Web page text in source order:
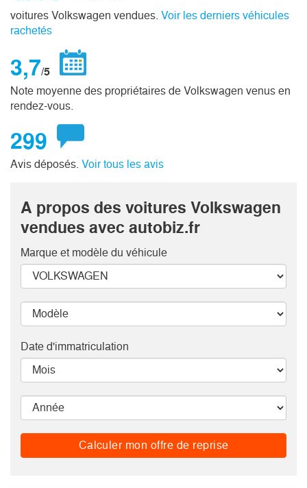
voitures Volkswagen vendues. Voir les derniers véhicules
rachetés
3,7/5
Note moyenne des propriétaires de Volkswagen venus en
rendez-vous.
299
Avis déposés. Voir tous les avis
A propos des voitures Volkswagen
vendues avec autobiz.fr
Marque et modèle du véhicule
Date d'immatriculation
Calculer mon offre de reprise